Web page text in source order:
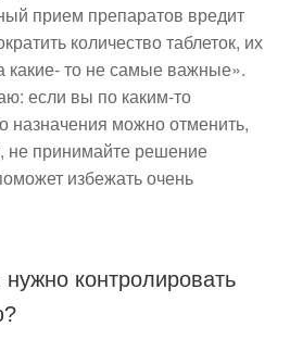
прием препаратов вредит
количество таблеток, их
какие- то не самые важные».
если вы по каким-то
назначения можно отменить,
не принимайте решение
избежать очень
контролировать